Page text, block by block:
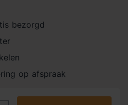
bezorgd
op afspraak